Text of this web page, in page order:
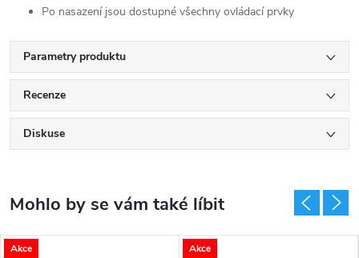
Po nasazení jsou dostupné všechny ovládací prvky
Parametry produktu
Recenze
Diskuse
Akce Akce